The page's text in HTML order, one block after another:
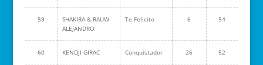
59
SHAKIRA & RAUW
ALEJANDRO
Te Felicito 6 54
60 KENDJI GIRAC Conquistador 26 52